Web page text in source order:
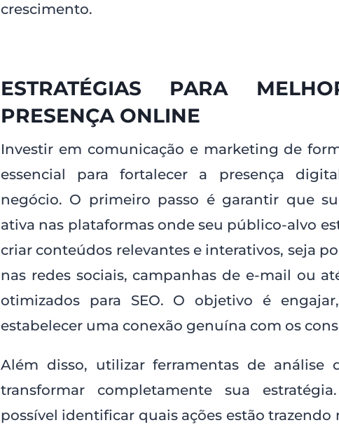
crescimento.
ESTRATÉGIAS PARA
PRESENÇA ONLINE
Investir em comunicação e marketing de
essencial para fortalecer a presença
negócio. O primeiro passo é garantir que
ativa nas plataformas onde seu público-alvo
criar conteúdos relevantes e interativos, seja
nas redes sociais, campanhas de e-mail ou
otimizados para SEO. O objetivo é
estabelecer uma conexão genuína com os
Além disso, utilizar ferramentas de análise
transformar completamente sua
possível identificar quais ações estão trazendo